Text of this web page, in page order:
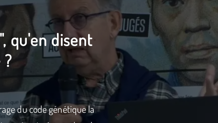
qu'en disent
du code génétique la